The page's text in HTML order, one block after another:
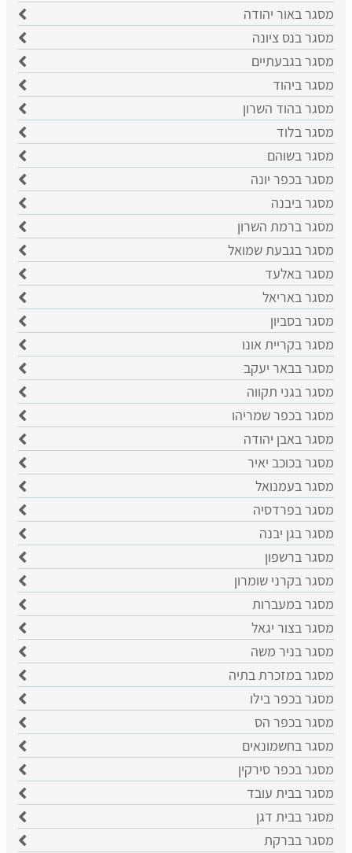
מסגר באור יהודה
מסגר בנס ציונה
מסגר בגבעתיים
מסגר ביהוד
מסגר בהוד השרון
מסגר בלוד
מסגר בשוהם
מסגר בכפר יונה
מסגר ביבנה
מסגר ברמת השרון
מסגר בגבעת שמואל
מסגר באלעד
מסגר באריאל
מסגר בסביון
מסגר בקריית אונו
מסגר בבאר יעקב
מסגר בגני תקווה
מסגר בכפר שמריהו
מסגר באבן יהודה
מסגר בכוכב יאיר
מסגר בעמנואל
מסגר בפרדסיה
מסגר בגן יבנה
מסגר ברשפון
מסגר בקרני שומרון
מסגר במעברות
מסגר בצור יגאל
מסגר בניר משה
מסגר במזכרת בתיה
מסגר בכפר בילו
מסגר בכפר הס
מסגר בחשמונאים
מסגר בכפר סירקין
מסגר בבית עובד
מסגר בבית דגן
מסגר בברקת